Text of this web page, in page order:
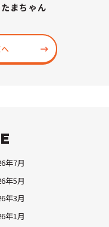
まちゃん
年7月
年5月
年3月
年1月